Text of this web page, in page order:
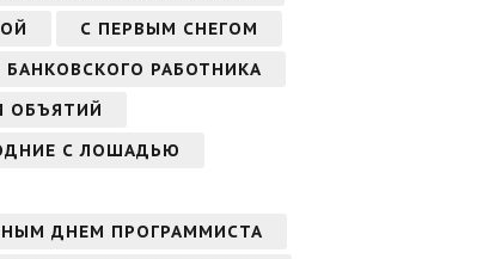
С ПЕРВЫМ СНЕГОМ
БАНКОВСКОГО РАБОТНИКА
ОБЪЯТИЙ
С ЛОШАДЬЮ
ДНЕМ ПРОГРАММИСТА